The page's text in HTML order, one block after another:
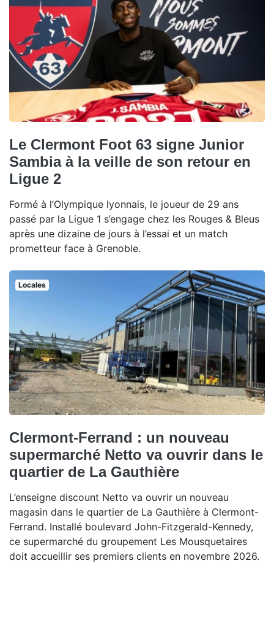
Le Clermont Foot 63 signe Junior
Sambia à la veille de son retour en
Ligue 2
Formé à l’Olympique lyonnais, le joueur de 29 ans
passé par la Ligue 1 s’engage chez les Rouges & Bleus
après une dizaine de jours à l’essai et un match
prometteur face à Grenoble.
Locales
Clermont-Ferrand : un nouveau
supermarché Netto va ouvrir dans le
quartier de La Gauthière
L’enseigne discount Netto va ouvrir un nouveau
magasin dans le quartier de La Gauthière à Clermont-
Ferrand. Installé boulevard John-Fitzgerald-Kennedy,
ce supermarché du groupement Les Mousquetaires
doit accueillir ses premiers clients en novembre 2026.